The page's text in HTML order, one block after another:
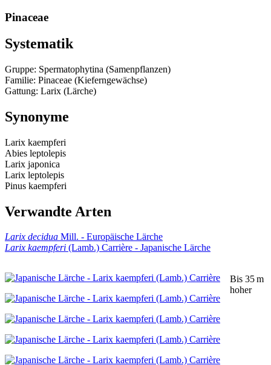
Pinaceae
Systematik
Gruppe: Spermatophytina (Samenpflanzen)
Familie: Pinaceae (Kieferngewächse)
Gattung: Larix (Lärche)
Synonyme
Larix kaempferi
Abies leptolepis
Larix japonica
Larix leptolepis
Pinus kaempferi
Verwandte Arten
Larix decidua Mill. - Europäische Lärche
Larix kaempferi (Lamb.) Carrière - Japanische Lärche
Bis 35 m
hoher